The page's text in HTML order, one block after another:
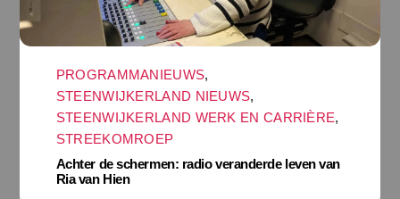
PROGRAMMANIEUWS,
STEENWIJKERLAND NIEUWS,
STEENWIJKERLAND WERK EN CARRIÈRE,
STREEKOMROEP
Achter de schermen: radio veranderde leven van
Ria van Hien